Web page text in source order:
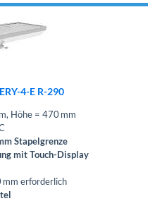
4-E R-290
Höhe = 470 mm
Stapelgrenze
mit Touch-Display
mm erforderlich